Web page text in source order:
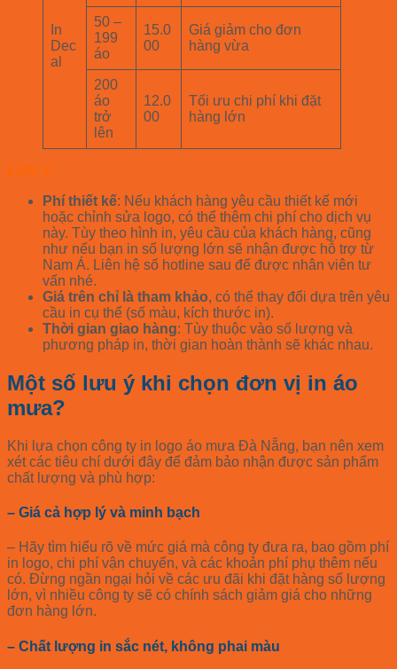
In
Dec
al
50 –
199
áo
15.0
00
Giá giảm cho đơn
hàng vừa
200
áo
trở
lên
12.0
00
Tối ưu chi phí khi đặt
hàng lớn
LƯU Ý:
Phí thiết kế: Nếu khách hàng yêu cầu thiết kế mới
hoặc chỉnh sửa logo, có thể thêm chi phí cho dịch vụ
này. Tùy theo hình in, yêu cầu của khách hàng, cũng
như nếu bạn in số lượng lớn sẽ nhận được hỗ trợ từ
Nam Á. Liên hệ số hotline sau để được nhân viên tư
vấn nhé.
Giá trên chỉ là tham khảo, có thể thay đổi dựa trên yêu
cầu in cụ thể (số màu, kích thước in).
Thời gian giao hàng: Tùy thuộc vào số lượng và
phương pháp in, thời gian hoàn thành sẽ khác nhau.
Một số lưu ý khi chọn đơn vị in áo
mưa?
Khi lựa chọn công ty in logo áo mưa Đà Nẵng, bạn nên xem
xét các tiêu chí dưới đây để đảm bảo nhận được sản phẩm
chất lượng và phù hợp:
– Giá cả hợp lý và minh bạch
– Hãy tìm hiểu rõ về mức giá mà công ty đưa ra, bao gồm phí
in logo, chi phí vận chuyển, và các khoản phí phụ thêm nếu
có. Đừng ngần ngại hỏi về các ưu đãi khi đặt hàng số lượng
lớn, vì nhiều công ty sẽ có chính sách giảm giá cho những
đơn hàng lớn.
– Chất lượng in sắc nét, không phai màu